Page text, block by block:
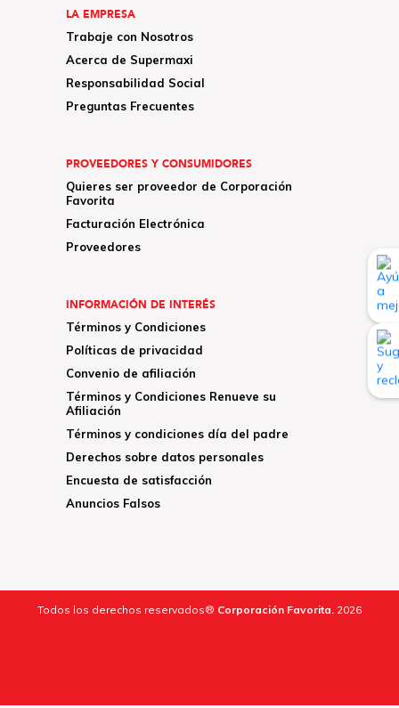
LA EMPRESA
Trabaje con Nosotros
Acerca de Supermaxi
Responsabilidad Social
Preguntas Frecuentes
PROVEEDORES Y CONSUMIDORES
Quieres ser proveedor de Corporación
Favorita
Facturación Electrónica
Proveedores
INFORMACIÓN DE INTERÉS
Términos y Condiciones
Políticas de privacidad
Convenio de afiliación
Términos y Condiciones Renueve su
Afiliación
Términos y condiciones día del padre
Derechos sobre datos personales
Encuesta de satisfacción
Anuncios Falsos
Todos los derechos reservados® Corporación Favorita. 2026